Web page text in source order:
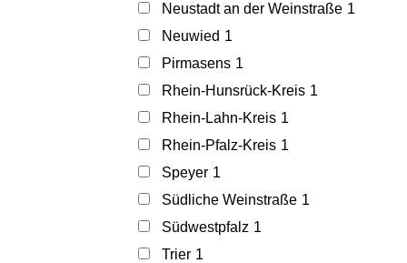
Neustadt an der Weinstraße 1
Neuwied 1
Pirmasens 1
Rhein-Hunsrück-Kreis 1
Rhein-Lahn-Kreis 1
Rhein-Pfalz-Kreis 1
Speyer 1
Südliche Weinstraße 1
Südwestpfalz 1
Trier 1